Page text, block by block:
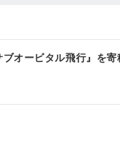
オービタル飛行』を寄